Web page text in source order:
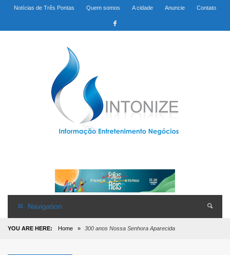
Notícias de Três Pontas Quem somos A cidade Anuncie Contato
Navigation
YOU ARE HERE: Home » 300 anos Nossa Senhora Aparecida